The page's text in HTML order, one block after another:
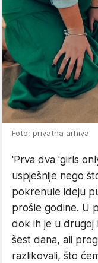
Foto: privatna arhiva
'Prva dva 'girls
uspješnije nego
pokrenule ideju
prošle godine. U
dok ih je u drugoj
šest dana, ali
razlikovali, što